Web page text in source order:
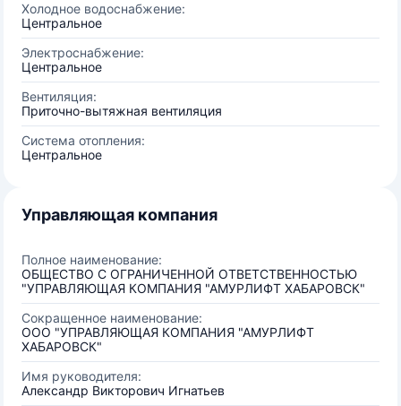
Холодное водоснабжение:
Центральное
Электроснабжение:
Центральное
Вентиляция:
Приточно-вытяжная вентиляция
Система отопления:
Центральное
Управляющая компания
Полное наименование:
ОБЩЕСТВО С ОГРАНИЧЕННОЙ ОТВЕТСТВЕННОСТЬЮ
"УПРАВЛЯЮЩАЯ КОМПАНИЯ "АМУРЛИФТ ХАБАРОВСК"
Сокращенное наименование:
ООО "УПРАВЛЯЮЩАЯ КОМПАНИЯ "АМУРЛИФТ
ХАБАРОВСК"
Имя руководителя:
Александр Викторович Игнатьев